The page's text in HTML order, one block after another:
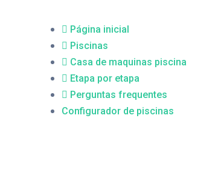
Página inicial
Piscinas
Casa de maquinas piscina
Etapa por etapa
Perguntas frequentes
Configurador de piscinas